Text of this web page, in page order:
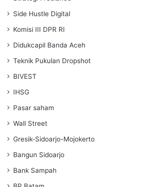
Side Hustle Digital
Komisi III DPR RI
Didukcapil Banda Aceh
Teknik Pukulan Dropshot
BIVEST
IHSG
Pasar saham
Wall Street
Gresik-Sidoarjo-Mojokerto
Bangun Sidoarjo
Bank Sampah